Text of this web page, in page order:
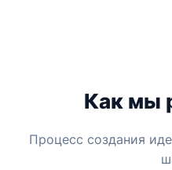
Как мы
Процесс создания